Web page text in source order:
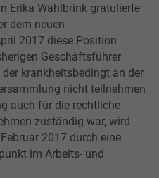
Erika Wahlbrink gratulierte
dem neuen
2017 diese Position
Geschäftsführer
krankheitsbedingt an der
nicht teilnehmen
auch für die rechtliche
zuständig war, wird
2017 durch eine
im Arbeits- und